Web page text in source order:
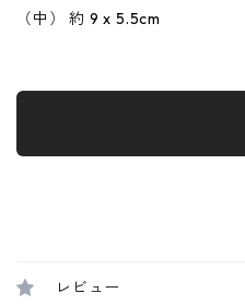
（中） 約 9 x 5.5cm
レビュー